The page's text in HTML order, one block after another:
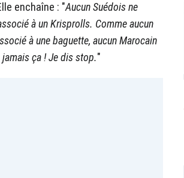
enchaîne : "Aucun Suédois ne
à un Krisprolls. Comme aucun
à une baguette, aucun Marocain
jamais ça ! Je dis stop."